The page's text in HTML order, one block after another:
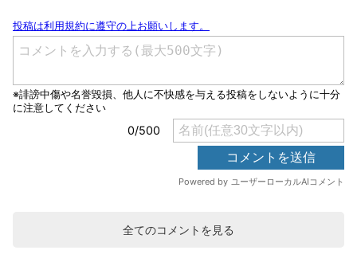
全てのコメントを見る